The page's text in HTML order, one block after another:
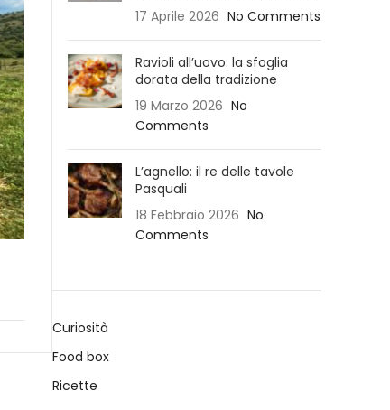
17 Aprile 2026 No Comments
Ravioli all’uovo: la sfoglia
dorata della tradizione
19 Marzo 2026 No
Comments
L’agnello: il re delle tavole
Pasquali
18 Febbraio 2026 No
Comments
Curiosità
Food box
Ricette